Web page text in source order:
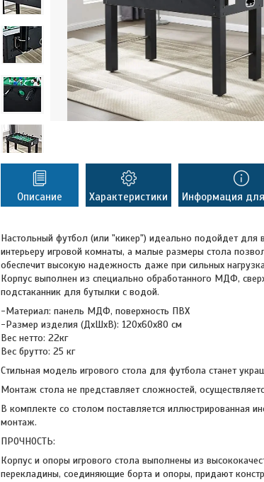
Описание Характеристики Информация
Настольный футбол (или "кикер") идеально подойдет
интерьеру игровой комнаты, а малые размеры стола
обеспечит высокую надежность даже при сильных
Корпус выполнен из специально обработанного МДФ,
подстаканник для бутылки с водой.
-Материал: панель МДФ, поверхность ПВХ
-Размер изделия (ДхШхВ): 120х60х80 см
Вес нетто: 22кг
Вес брутто: 25 кг
Стильная модель игрового стола для футбола станет
Монтаж стола не представляет сложностей,
В комплекте со столом поставляется иллюстрированная
монтаж.
ПРОЧНОСТЬ:
Корпус и опоры игрового стола выполнены из
перекладины, соединяющие борта и опоры, придают